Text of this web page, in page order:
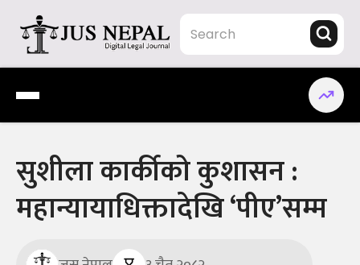
content
Jus Nepal | www.jusnepal.com
Digital Legal Journal
सुशीला कार्कीको कुशासन :
महान्यायाधिक्तादेखि ‘पीए’सम्म